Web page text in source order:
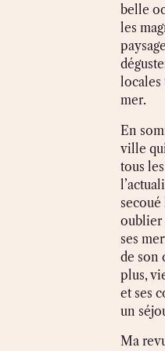
belle
les
locales
mer.
En
ville
tous
oublier
ses
de son
plus,
et ses
un
Ma